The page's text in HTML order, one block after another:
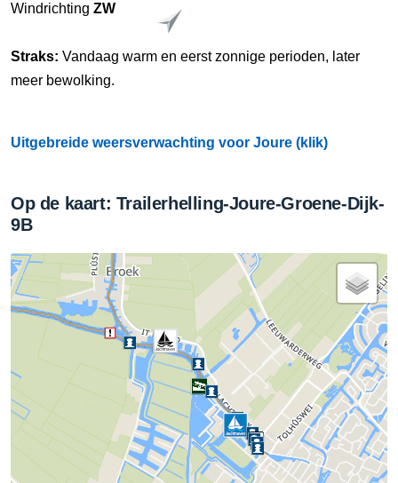
Windrichting ZW
Straks: Vandaag warm en eerst zonnige perioden, later
meer bewolking.
Uitgebreide weersverwachting voor Joure (klik)
Op de kaart: Trailerhelling-Joure-Groene-Dijk-
9B